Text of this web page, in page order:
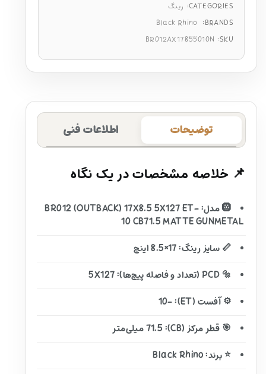
CATEGORIES: رینگ
BRANDS:
Black Rhino
SKU:
BR012AX17855010N
توضیحات اطلاعات فنی
📌 خلاصه مشخصات در یک نگاه
🛞 مدل: BR012 (OUTBACK) 17X8.5 5X127 ET-
10 CB71.5 MATTE GUNMETAL
📏 سایز رینگ: 17×8.5 اینچ
🔩 PCD (تعداد و فاصله پیچ‌ها): 5X127
⚙️ آفست (ET): -10
🎯 قطر مرکز (CB): 71.5 میلی‌متر
⭐ برند: Black Rhino